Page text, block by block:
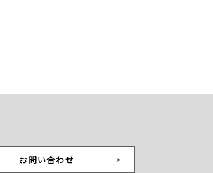
お問い合わせ